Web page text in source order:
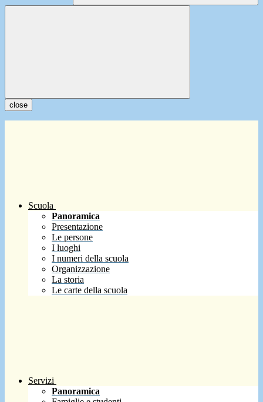
close
Scuola
Panoramica
Presentazione
Le persone
I luoghi
I numeri della scuola
Organizzazione
La storia
Le carte della scuola
Servizi
Panoramica